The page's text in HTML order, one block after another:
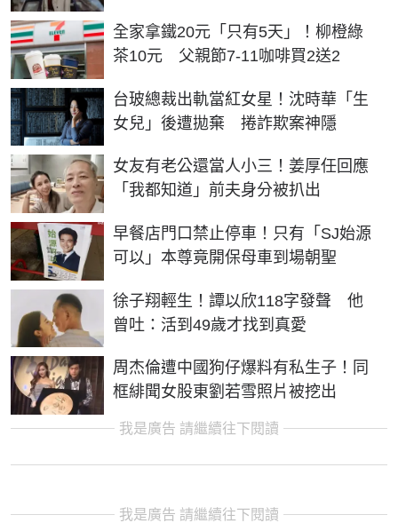
全家拿鐵20元「只有5天」！柳橙綠
茶10元 父親節7-11咖啡買2送2
台玻總裁出軌當紅女星！沈時華「生
女兒」後遭拋棄 捲詐欺案神隱
女友有老公還當人小三！姜厚任回應
「我都知道」前夫身分被扒出
早餐店門口禁止停車！只有「SJ始源
可以」本尊竟開保母車到場朝聖
徐子翔輕生！譚以欣118字發聲 他
曾吐：活到49歲才找到真愛
周杰倫遭中國狗仔爆料有私生子！同
框緋聞女股東劉若雪照片被挖出
我是廣告 請繼續往下閱讀
我是廣告 請繼續往下閱讀